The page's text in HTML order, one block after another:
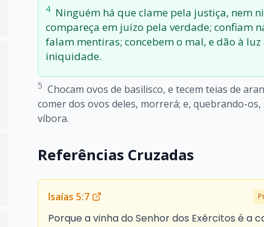
4 Ninguém há que clame pela justiça, nem
compareça em juízo pela verdade; confiam
falam mentiras; concebem o mal, e dão à luz
iniquidade.
5 Chocam ovos de basilisco, e tecem teias de
comer dos ovos deles, morrerá; e, quebrando-os,
víbora.
Referências Cruzadas
Isaías 5:7
Porque a vinha do Senhor dos Exércitos é a